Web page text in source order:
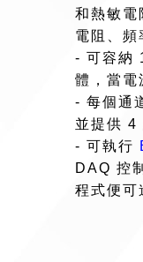
和熱敏電
電阻、頻
- 可容納
體，當電
- 每個通
並提供 4
- 可執行
DAQ 控
程式便可